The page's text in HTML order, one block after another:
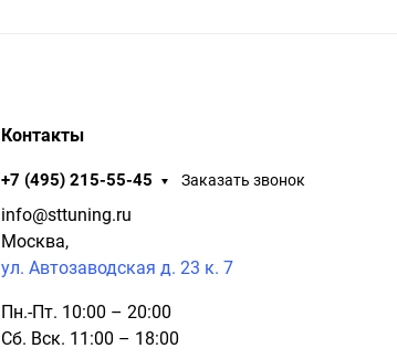
Контакты
+7 (495) 215-55-45 Заказать звонок
info@sttuning.ru
Москва,
ул. Автозаводская д. 23 к. 7
Пн.-Пт. 10:00 – 20:00
Сб. Вск. 11:00 – 18:00